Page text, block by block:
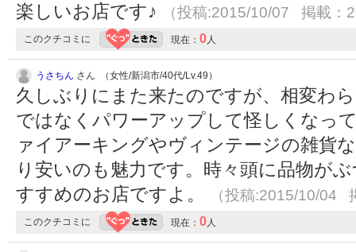
楽しいお店です♪
（投稿:2015/10/07 掲載：
このクチコミに 現在： 0人
うさちん さん （女性/新潟市/40代/Lv.49）
久しぶりにまた来たのですが、相変わ
ではなくパワーアップして怪しくなっ
ァイアーキングやヴィンテージの雑貨
り安いのも魅力です。時々頭に品物が
すすめのお店ですよ。
（投稿:2015/10/04
このクチコミに 現在： 0人